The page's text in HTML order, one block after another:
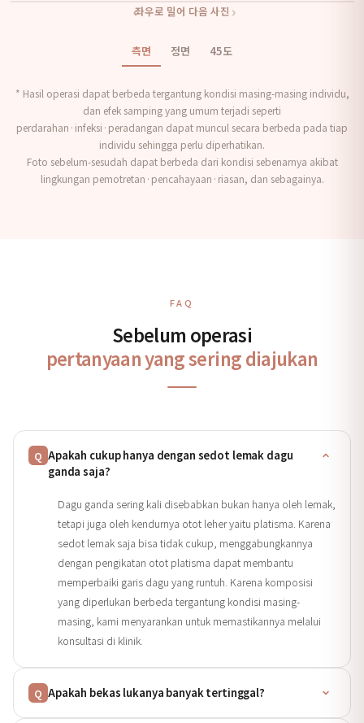
‹좌우로 밀어 다음 사진 ›
측면 정면 45도
* Hasil operasi dapat berbeda tergantung kondisi masing-masing individu,
dan efek samping yang umum terjadi seperti
perdarahan·infeksi·peradangan dapat muncul secara berbeda pada tiap
individu sehingga perlu diperhatikan.
Foto sebelum-sesudah dapat berbeda dari kondisi sebenarnya akibat
lingkungan pemotretan·pencahayaan·riasan, dan sebagainya.
FAQ
Sebelum operasi
pertanyaan yang sering diajukan
Q Apakah cukup hanya dengan sedot lemak dagu
ganda saja?
Dagu ganda sering kali disebabkan bukan hanya oleh lemak,
tetapi juga oleh kendurnya otot leher yaitu platisma. Karena
sedot lemak saja bisa tidak cukup, menggabungkannya
dengan pengikatan otot platisma dapat membantu
memperbaiki garis dagu yang runtuh. Karena komposisi
yang diperlukan berbeda tergantung kondisi masing-
masing, kami menyarankan untuk memastikannya melalui
konsultasi di klinik.
Q Apakah bekas lukanya banyak tertinggal?